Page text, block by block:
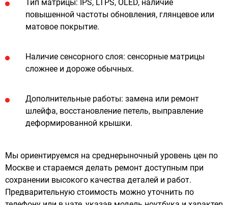
Тип матрицы: IPS, LTPS, OLED, наличие
повышенной частоты обновления, глянцевое или
матовое покрытие.
Наличие сенсорного слоя: сенсорные матрицы
сложнее и дороже обычных.
Дополнительные работы: замена или ремонт
шлейфа, восстановление петель, выправление
деформированной крышки.
Мы ориентируемся на среднерыночный уровень цен по
Москве и стараемся делать ремонт доступным при
сохранении высокого качества деталей и работ.
Предварительную стоимость можно уточнить по